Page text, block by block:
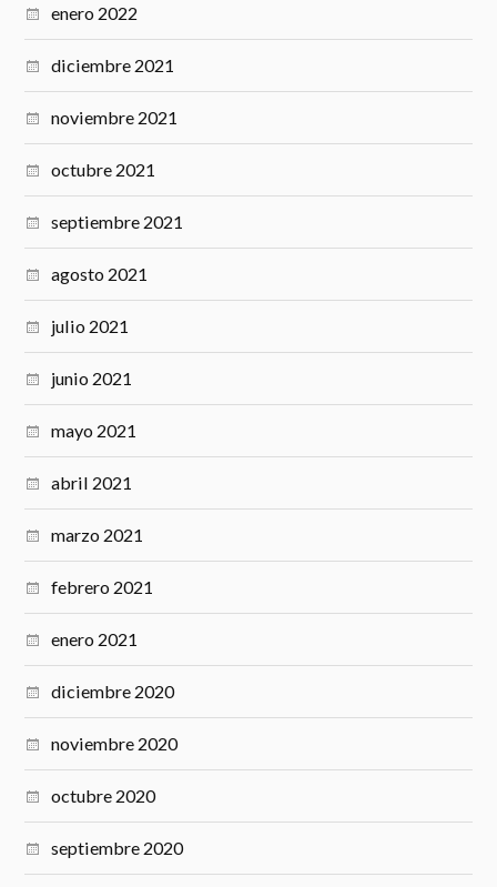
enero 2022
diciembre 2021
noviembre 2021
octubre 2021
septiembre 2021
agosto 2021
julio 2021
junio 2021
mayo 2021
abril 2021
marzo 2021
febrero 2021
enero 2021
diciembre 2020
noviembre 2020
octubre 2020
septiembre 2020